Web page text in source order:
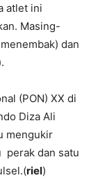
atlet ini
Masing-
dan
(PON) XX di
Diza Ali
mengukir
perak dan satu
riel)